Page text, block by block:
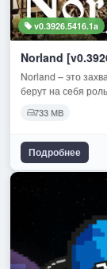
v0.3926.5416.1a
Norland
Norland – это
берут на себя
733 МВ
Подробнее